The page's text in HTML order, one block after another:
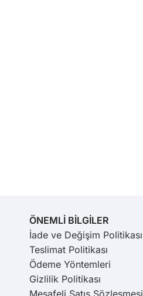
ÖNEMLİ BİLGİLER
İade ve Değişim Politikası
Teslimat Politikası
Ödeme Yöntemleri
Gizlilik Politikası
Mesafeli Satış Sözleşmesi